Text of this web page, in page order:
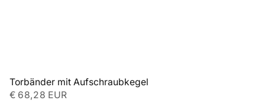
Torbänder mit Aufschraubkegel
€ 68,28 EUR